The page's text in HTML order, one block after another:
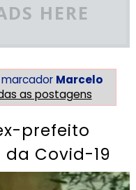
HERE
Marcelo
as postagens
prefeito
Covid-19